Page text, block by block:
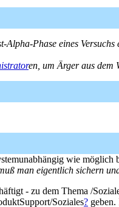
Alpha-Phase eines
en, um Ärger aus dem
wie möglich
man eigentlich sichern
- zu dem Thema /
Soziales?